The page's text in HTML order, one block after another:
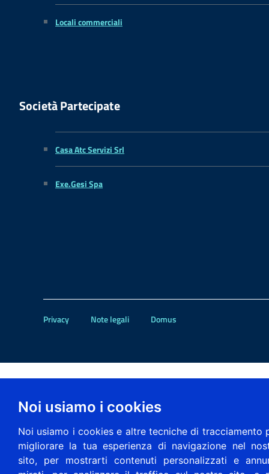
Noi usiamo i cookies
Noi usiamo i cookies e altre tecniche di tracciamento
migliorare la tua esperienza di navigazione nel
sito, per mostrarti contenuti personalizzati e
Locali commerciali
Società Partecipate
Casa Atc Servizi Srl
Exe.Gesi Spa
Privacy Note legali Domus